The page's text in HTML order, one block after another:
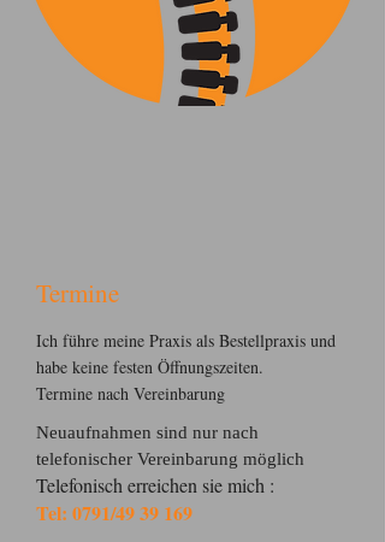
Termine
Ich führe meine Praxis als Bestellpraxis und
habe keine festen Öffnungszeiten.
Termine nach Vereinbarung
Neuaufnahmen sind nur nach
telefonischer Vereinbarung möglich
Telefonisch erreichen sie mich :
Tel: 0791/49 39 169